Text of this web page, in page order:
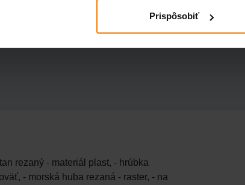
Prispôsobiť
rezaný - materiál plast, - hrúbka
- morská huba rezaná - raster, - na